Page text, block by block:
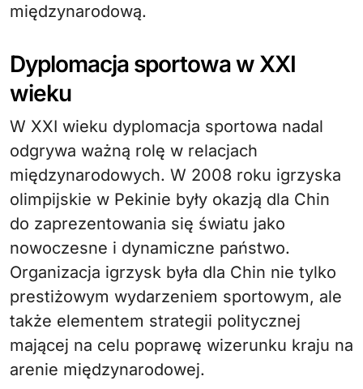
międzynarodową.
Dyplomacja sportowa w XXI
wieku
W XXI wieku dyplomacja sportowa nadal
odgrywa ważną rolę w relacjach
międzynarodowych. W 2008 roku igrzyska
olimpijskie w Pekinie były okazją dla Chin
do zaprezentowania się światu jako
nowoczesne i dynamiczne państwo.
Organizacja igrzysk była dla Chin nie tylko
prestiżowym wydarzeniem sportowym, ale
także elementem strategii politycznej
mającej na celu poprawę wizerunku kraju na
arenie międzynarodowej.